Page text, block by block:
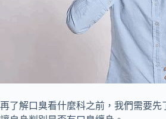
再了解口臭看什麼科之前，我們需要